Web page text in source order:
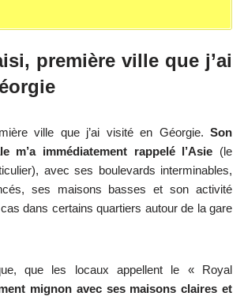
première ville que j’ai
ville que j’ai visité en Géorgie. Son
m’a immédiatement rappelé l’Asie (le
avec ses boulevards interminables,
ses maisons basses et son activité
dans certains quartiers autour de la gare
que les locaux appellent le « Royal
mignon avec ses maisons claires et